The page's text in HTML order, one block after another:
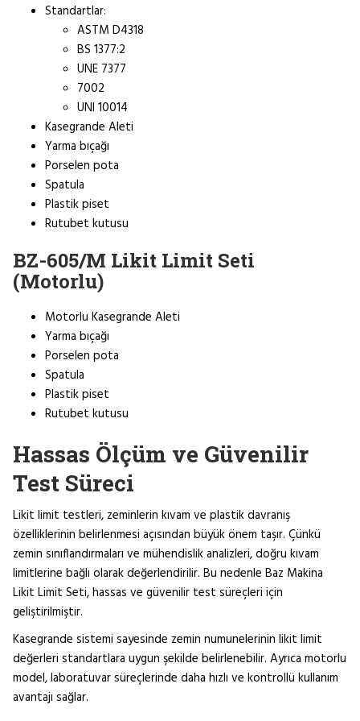
Standartlar:
ASTM D4318
BS 1377:2
UNE 7377
7002
UNI 10014
Kasegrande Aleti
Yarma bıçağı
Porselen pota
Spatula
Plastik piset
Rutubet kutusu
BZ-605/M Likit Limit Seti
(Motorlu)
Motorlu Kasegrande Aleti
Yarma bıçağı
Porselen pota
Spatula
Plastik piset
Rutubet kutusu
Hassas Ölçüm ve Güvenilir
Test Süreci
Likit limit testleri, zeminlerin kıvam ve plastik davranış
özelliklerinin belirlenmesi açısından büyük önem taşır. Çünkü
zemin sınıflandırmaları ve mühendislik analizleri, doğru kıvam
limitlerine bağlı olarak değerlendirilir. Bu nedenle Baz Makina
Likit Limit Seti, hassas ve güvenilir test süreçleri için
geliştirilmiştir.
Kasegrande sistemi sayesinde zemin numunelerinin likit limit
değerleri standartlara uygun şekilde belirlenebilir. Ayrıca motorlu
model, laboratuvar süreçlerinde daha hızlı ve kontrollü kullanım
avantajı sağlar.